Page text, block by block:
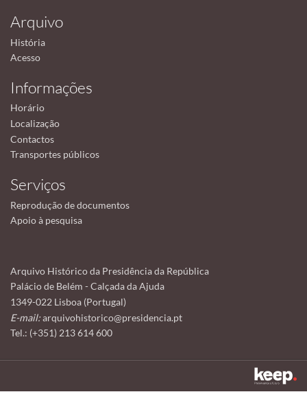
Arquivo
História
Acesso
Informações
Horário
Localização
Contactos
Transportes públicos
Serviços
Reprodução de documentos
Apoio à pesquisa
Arquivo Histórico da Presidência da República
Palácio de Belém - Calçada da Ajuda
1349-022 Lisboa (Portugal)
E-mail:arquivohistorico@presidencia.pt
Tel.: (+351) 213 614 600